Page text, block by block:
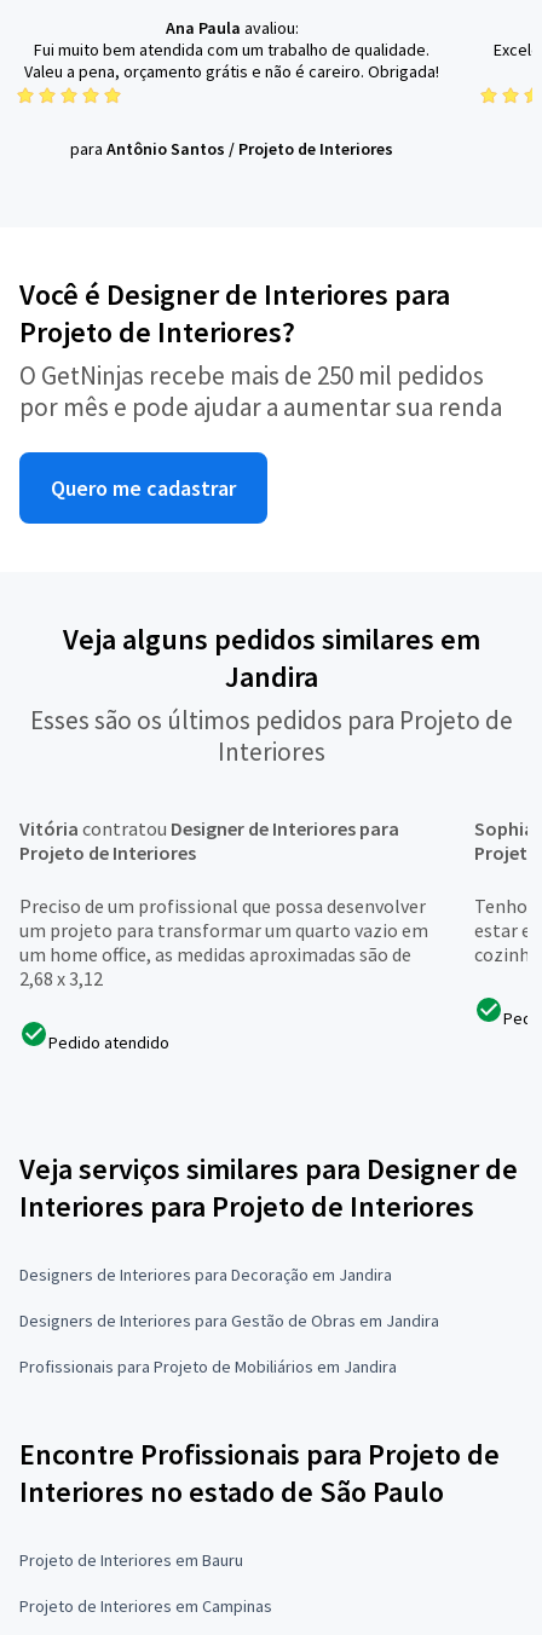
Ana Paula avaliou:
Fui muito bem atendida com um trabalho de qualidade.
Valeu a pena, orçamento grátis e não é careiro. Obrigada!
para Antônio Santos / Projeto de Interiores
Você é Designer de Interiores para
Projeto de Interiores?
O GetNinjas recebe mais de 250 mil pedidos
por mês e pode ajudar a aumentar sua renda
Quero me cadastrar
Veja alguns pedidos similares em
Jandira
Esses são os últimos pedidos para Projeto de
Interiores
Vitória contratou Designer de Interiores para
Projeto de Interiores
Preciso de um profissional que possa desenvolver
um projeto para transformar um quarto vazio em
um home office, as medidas aproximadas são de
2,68 x 3,12
Pedido atendido
Sophia
Tenho
estar e
cozinha
Veja serviços similares para Designer de
Interiores para Projeto de Interiores
Designers de Interiores para Decoração em Jandira
Designers de Interiores para Gestão de Obras em Jandira
Profissionais para Projeto de Mobiliários em Jandira
Encontre Profissionais para Projeto de
Interiores no estado de São Paulo
Projeto de Interiores em Bauru
Projeto de Interiores em Campinas